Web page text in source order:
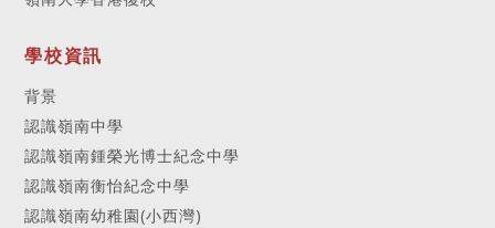
學校資訊
背景
認識嶺南中學
認識嶺南鍾榮光博士紀念中學
認識嶺南衡怡紀念中學
認識嶺南幼稚園(小西灣)